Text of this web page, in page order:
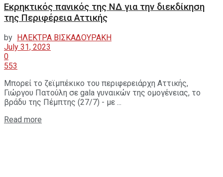
Εκρηκτικός πανικός της ΝΔ για την διεκδίκηση
της Περιφέρεια Αττικής
by ΗΛΕΚΤΡΑ ΒΙΣΚΑΔΟΥΡΑΚΗ
July 31, 2023
0
553
Μπορεί το ζεϊμπέκικο του περιφερειάρχη Αττικής,
Γιώργου Πατούλη σε gala γυναικών της ομογένειας, το
βράδυ της Πέμπτης (27/7) - με ...
Read more